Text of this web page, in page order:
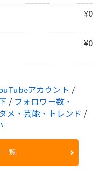
¥0
¥0
アカウント /
/ フォロワー数・
メ・芸能・トレンド /
覧